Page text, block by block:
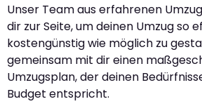
Unser Team aus erfahrenen
dir zur Seite, um deinen Umzug so
kostengünstig wie möglich zu
gemeinsam mit dir einen
Umzugsplan, der deinen
Budget entspricht.